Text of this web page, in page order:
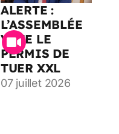
ALERTE :
L’ASSEMBLÉE
VOTE LE
PERMIS DE
TUER XXL
07 juillet 2026